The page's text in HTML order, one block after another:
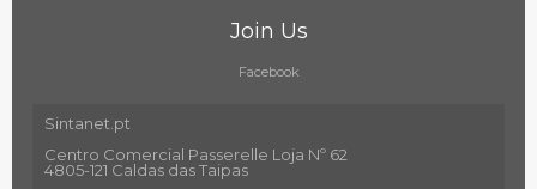
Join Us
Facebook
Sintanet.pt
Centro Comercial Passerelle Loja Nº 62
4805-121 Caldas das Taipas